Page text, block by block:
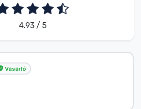
4.93 / 5
Vásárló